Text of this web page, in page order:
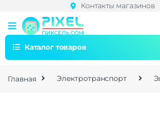
Контакты магазинов
Каталог товаров
Главная Электротранспорт